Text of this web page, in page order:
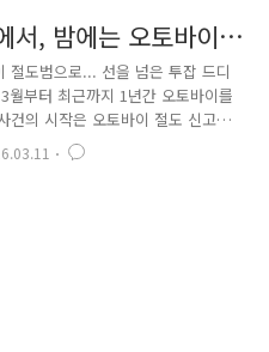
서, 밤에는 오토바이
절도범으로... 선을 넘은 투잡 드디
부터 최근까지 1년간 오토바이를
건의 시작은 오토바이 절도 신고로
앞에 세워 둔 오토바이가 없어
현장 주변 CCTV를 분석하기 시작